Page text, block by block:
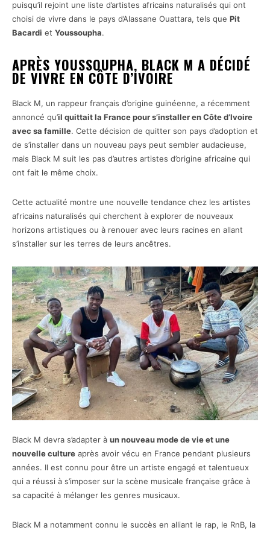
puisqu’il rejoint une liste d’artistes africains naturalisés qui ont
choisi de vivre dans le pays d’Alassane Ouattara, tels que Pit
Bacardi et Youssoupha.
APRÈS YOUSSOUPHA, BLACK M A DÉCIDÉ
DE VIVRE EN CÔTE D’IVOIRE
Black M, un rappeur français d’origine guinéenne, a récemment
annoncé qu’il quittait la France pour s’installer en Côte d’Ivoire
avec sa famille. Cette décision de quitter son pays d’adoption et
de s’installer dans un nouveau pays peut sembler audacieuse,
mais Black M suit les pas d’autres artistes d’origine africaine qui
ont fait le même choix.
Cette actualité montre une nouvelle tendance chez les artistes
africains naturalisés qui cherchent à explorer de nouveaux
horizons artistiques ou à renouer avec leurs racines en allant
s’installer sur les terres de leurs ancêtres.
Black M devra s’adapter à un nouveau mode de vie et une
nouvelle culture après avoir vécu en France pendant plusieurs
années. Il est connu pour être un artiste engagé et talentueux
qui a réussi à s’imposer sur la scène musicale française grâce à
sa capacité à mélanger les genres musicaux.
Black M a notamment connu le succès en alliant le rap, le RnB, la